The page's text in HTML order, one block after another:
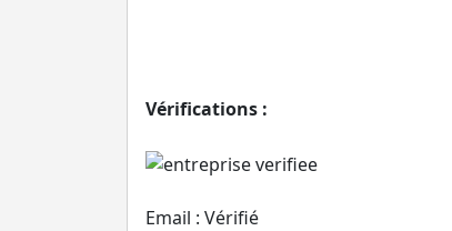
Vérifications :
Email : Vérifié